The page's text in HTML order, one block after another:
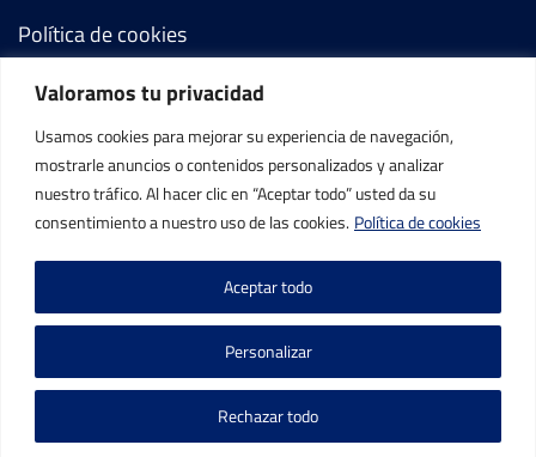
Valoramos tu privacidad
Usamos cookies para mejorar su experiencia de navegación,
mostrarle anuncios o contenidos personalizados y analizar
nuestro tráfico. Al hacer clic en “Aceptar todo” usted da su
consentimiento a nuestro uso de las cookies. Política de cookies
Personalizar
Rechazar todo
Aceptar todo
Política de cookies
Términos y condiciones
Mi cuenta
Contacto